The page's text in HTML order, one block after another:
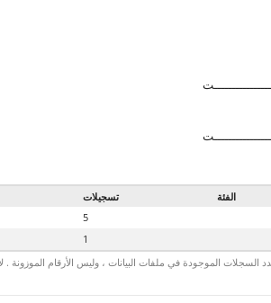
الفئة
تسجيلات
5
1
الموجودة في ملفات البيانات ، وليس الأرقام الموزونة . لا